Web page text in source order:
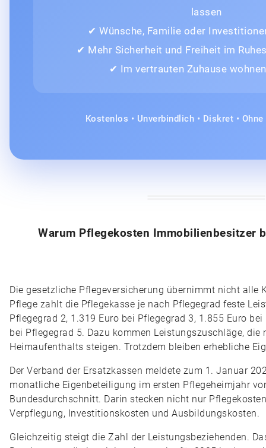
lassen
✔ Wünsche, Familie oder
✔ Mehr Sicherheit und Freiheit im
✔ Im vertrauten Zuhause
Kostenlos • Unverbindlich • Diskret •
Warum Pflegekosten Immobilienbesitzer
Die gesetzliche Pflegeversicherung übernimmt nicht alle
Pflege zahlt die Pflegekasse je nach Pflegegrad feste
Pflegegrad 2, 1.319 Euro bei Pflegegrad 3, 1.855 Euro
bei Pflegegrad 5. Dazu kommen Leistungszuschläge, die
Heimaufenthalts steigen. Trotzdem bleiben erhebliche
Der Verband der Ersatzkassen meldete zum 1. Januar
monatliche Eigenbeteiligung im ersten Pflegeheimjahr
Bundesdurchschnitt. Darin stecken nicht nur
Verpflegung, Investitionskosten und Ausbildungskosten.
Gleichzeitig steigt die Zahl der Leistungsbeziehenden.